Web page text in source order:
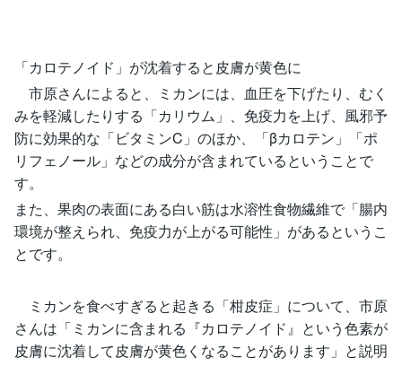
「カロテノイド」が沈着すると皮膚が黄色に
市原さんによると、ミカンには、血圧を下げたり、むく
みを軽減したりする「カリウム」、免疫力を上げ、風邪予
防に効果的な「ビタミンC」のほか、「βカロテン」「ポ
リフェノール」などの成分が含まれているということで
す。
また、果肉の表面にある白い筋は水溶性食物繊維で「腸内
環境が整えられ、免疫力が上がる可能性」があるというこ
とです。
ミカンを食べすぎると起きる「柑皮症」について、市原
さんは「ミカンに含まれる『カロテノイド』という色素が
皮膚に沈着して皮膚が黄色くなることがあります」と説明